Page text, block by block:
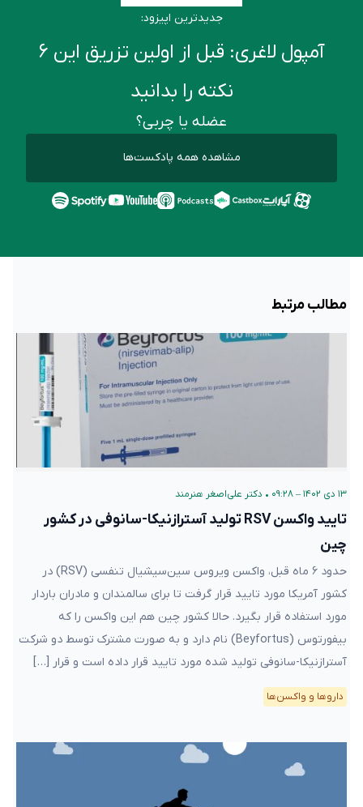
جدیدترین اپیزود:
آمپول لاغری: قبل از اولین تزریق این ۶
نکته را بدانید
عضله یا چربی؟
مشاهده همه پادکست‌ها
مطالب مرتبط
۱۳ دی ۱۴۰۲ – ۰۹:۲۸ • دکتر علی‌اصغر هنرمند
تایید واکسن RSV تولید آسترازنیکا-سانوفی در کشور
چین
حدود ۶ ماه قبل، واکسن ویروس سین‌سیشیال تنفسی (RSV) در
کشور آمریکا مورد تایید قرار گرفت تا برای سالمندان و مادران باردار
مورد استفاده قرار بگیرد. حالا کشور چین هم این واکسن را که
بیفورتوس (Beyfortus) نام دارد و به صورت مشترک توسط دو شرکت
آسترازنیکا-سانوفی تولید شده مورد تایید قرار داده است و قرار […]
دارو‌ها و واکسن‌ها